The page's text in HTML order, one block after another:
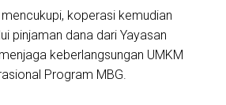
koperasi kemudian
pinjaman dana dari Yayasan
keberlangsungan UMKM
Program MBG.